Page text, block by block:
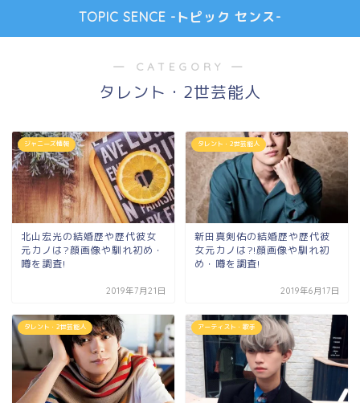
TOPIC SENCE -トピック センス-
― CATEGORY ―
タレント・2世芸能人
ジャニーズ情報
北山宏光の結婚歴や歴代彼女
元カノは?顔画像や馴れ初め・
噂を調査!
2019年7月21日
タレント・2世芸能人
新田真剣佑の結婚歴や歴代彼
女元カノは?!顔画像や馴れ初
め・噂を調査!
2019年6月17日
タレント・2世芸能人 アーティスト・歌手